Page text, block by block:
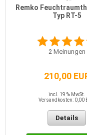
Remko
Typ RT-5
2 Meinungen
210,00
incl. 19 % MwSt.
Versandkosten: 0,00
Details